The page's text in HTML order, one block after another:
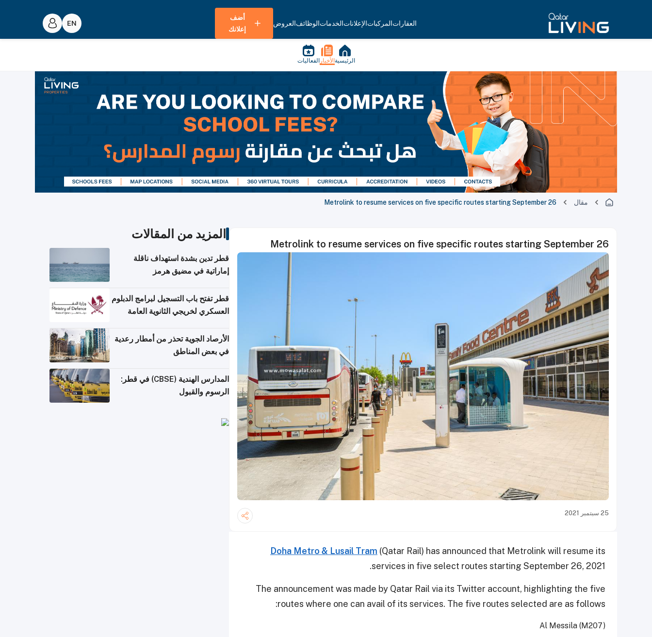
العقاراتالمركباتالإعلاناتالخدماتالوظائفالعروض
أضف
إعلانك
الرئيسية الأخبار الفعاليات
مقال Metrolink to resume services on five specific routes starting September 26
Metrolink to resume services on five specific routes starting September 26
25 سبتمبر 2021
Doha Metro & Lusail Tram (Qatar Rail) has announced that Metrolink will resume its
services in five select routes starting September 26, 2021.
The announcement was made by Qatar Rail via its Twitter account, highlighting the five
routes where one can avail of its services. The five routes selected are as follows:
Al Messila (M207)
المزيد من المقالات
قطر تدين بشدة استهداف ناقلة
إماراتية في مضيق هرمز
قطر تفتح باب التسجيل لبرامج الدبلوم
العسكري لخريجي الثانوية العامة
الأرصاد الجوية تحذر من أمطار رعدية
في بعض المناطق
المدارس الهندية (CBSE) في قطر:
الرسوم والقبول